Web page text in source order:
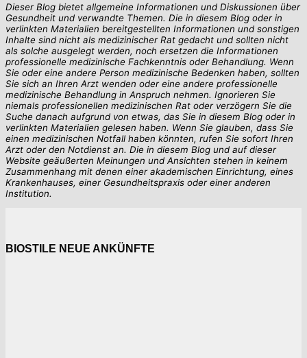
Dieser Blog bietet allgemeine Informationen und Diskussionen über
Gesundheit und verwandte Themen. Die in diesem Blog oder in
verlinkten Materialien bereitgestellten Informationen und sonstigen
Inhalte sind nicht als medizinischer Rat gedacht und sollten nicht
als solche ausgelegt werden, noch ersetzen die Informationen
professionelle medizinische Fachkenntnis oder Behandlung. Wenn
Sie oder eine andere Person medizinische Bedenken haben, sollten
Sie sich an Ihren Arzt wenden oder eine andere professionelle
medizinische Behandlung in Anspruch nehmen. Ignorieren Sie
niemals professionellen medizinischen Rat oder verzögern Sie die
Suche danach aufgrund von etwas, das Sie in diesem Blog oder in
verlinkten Materialien gelesen haben. Wenn Sie glauben, dass Sie
einen medizinischen Notfall haben könnten, rufen Sie sofort Ihren
Arzt oder den Notdienst an. Die in diesem Blog und auf dieser
Website geäußerten Meinungen und Ansichten stehen in keinem
Zusammenhang mit denen einer akademischen Einrichtung, eines
Krankenhauses, einer Gesundheitspraxis oder einer anderen
Institution.
BIOSTILE NEUE ANKÜNFTE